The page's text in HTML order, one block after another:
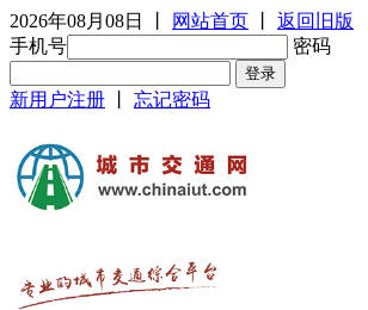
2026年08月08日 网站首页
返回旧版
手机号
密码
新用户注册 忘记密码